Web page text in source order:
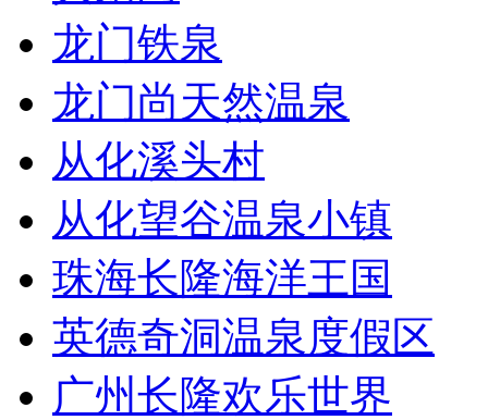
龙门铁泉
龙门尚天然温泉
从化溪头村
从化望谷温泉小镇
珠海长隆海洋王国
英德奇洞温泉度假区
广州长隆欢乐世界